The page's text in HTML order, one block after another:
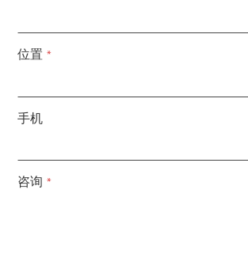
位置 *
手机
咨询 *